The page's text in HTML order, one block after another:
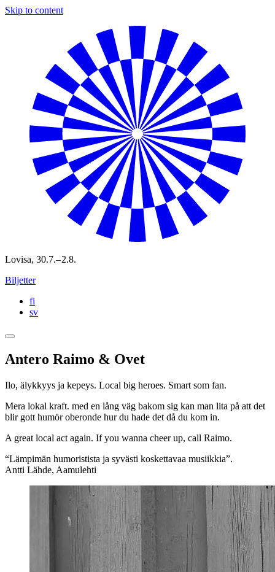
Skip to content
Lovisa, 30.7.– 2.8.
Biljetter
fi
sv
Antero Raimo & Ovet
Ilo, älykkyys ja kepeys. Local big heroes. Smart som fan.
Mera lokal kraft. med en lång väg bakom sig kan man lita på att det
blir gott humör oberonde hur du hade det då du kom in.
A great local act again. If you wanna cheer up, call Raimo.
“Lämpimän humoristista ja syvästi koskettavaa musiikkia”.
Antti Lähde, Aamulehti